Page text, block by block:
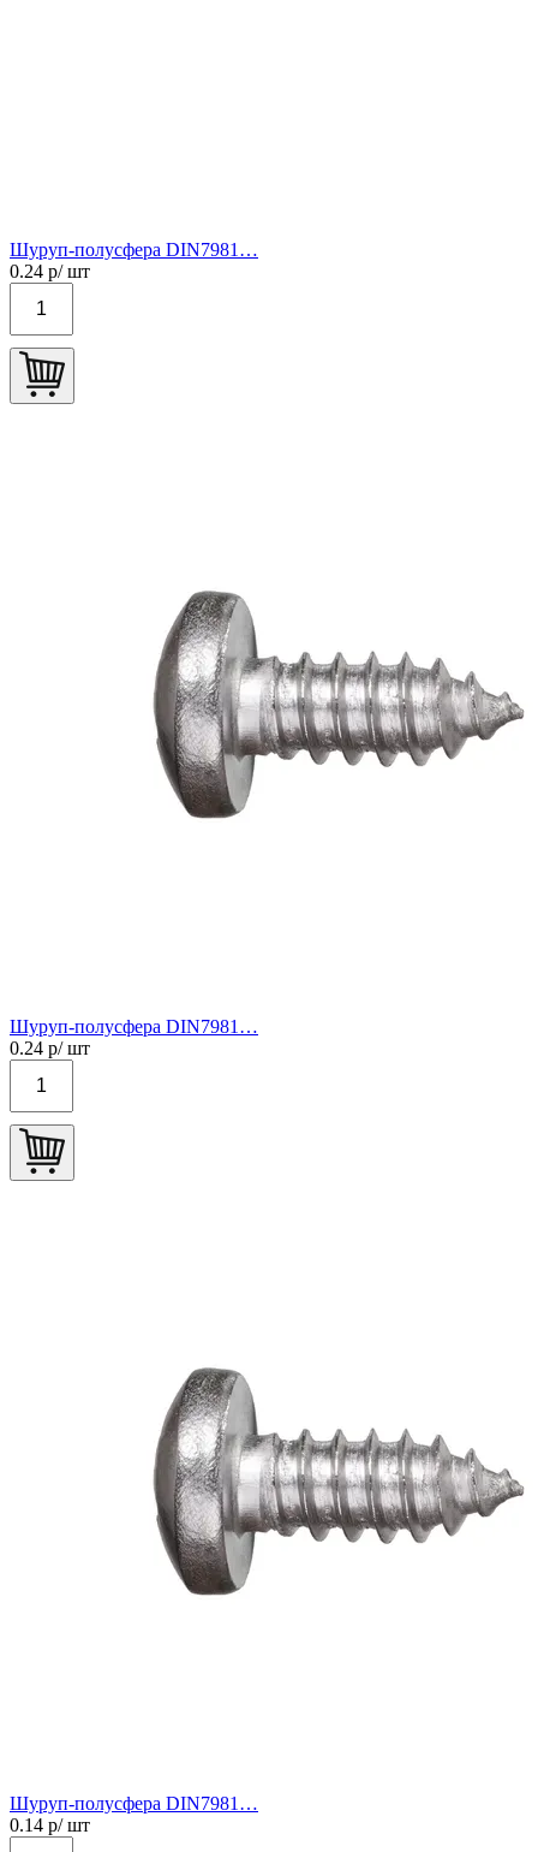
Шуруп-полусфера DIN7981…
0.24 р/ шт
Шуруп-полусфера DIN7981…
0.24 р/ шт
Шуруп-полусфера DIN7981…
0.14 р/ шт